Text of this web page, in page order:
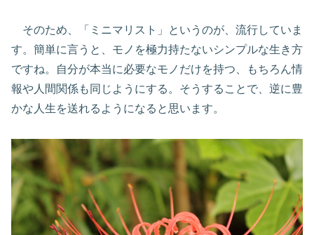
そのため、「ミニマリスト」というのが、流行していま
す。簡単に言うと、モノを極力持たないシンプルな生き方
ですね。自分が本当に必要なモノだけを持つ、もちろん情
報や人間関係も同じようにする。そうすることで、逆に豊
かな人生を送れるようになると思います。